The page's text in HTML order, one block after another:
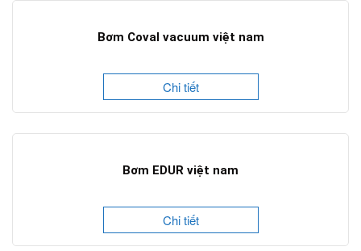
Bơm Coval vacuum việt nam
Chi tiết
Bơm EDUR việt nam
Chi tiết